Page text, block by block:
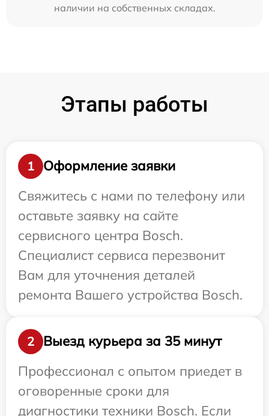
наличии на собственных складах.
Этапы работы
1
Оформление заявки
Свяжитесь с нами по телефону или
оставьте заявку на сайте
сервисного центра Bosch.
Специалист сервиса перезвонит
Вам для уточнения деталей
ремонта Вашего устройства Bosch.
2
Выезд курьера за 35 минут
Профессионал с опытом приедет в
оговоренные сроки для
диагностики техники Bosch. Если